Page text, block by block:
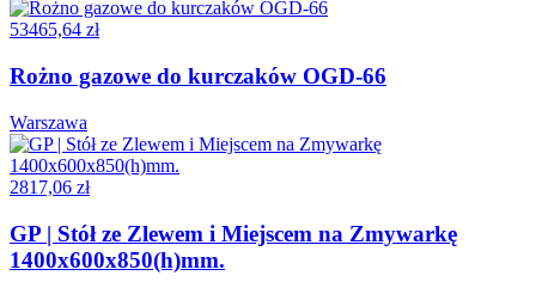
53465,64 zł
Rożno gazowe do kurczaków OGD-66
Warszawa
2817,06 zł
GP | Stół ze Zlewem i Miejscem na Zmywarkę
1400x600x850(h)mm.